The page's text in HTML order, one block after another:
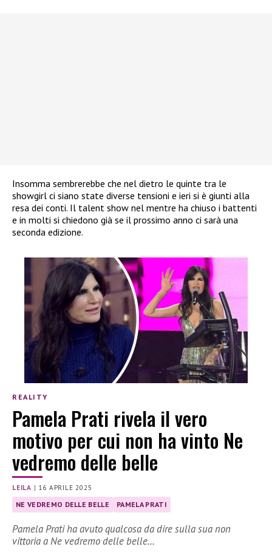
Insomma sembrerebbe che nel dietro le quinte tra le
showgirl ci siano state diverse tensioni e ieri si è giunti alla
resa dei conti. Il talent show nel mentre ha chiuso i battenti
e in molti si chiedono già se il prossimo anno ci sarà una
seconda edizione.
REALITY
Pamela Prati rivela il vero
motivo per cui non ha vinto Ne
vedremo delle belle
LEILA | 16 APRILE 2025
NE VEDREMO DELLE BELLE PAMELA PRATI
Pamela Prati ha avuto qualcosa da dire sulla sua non
vittoria a Ne vedremo delle belle…